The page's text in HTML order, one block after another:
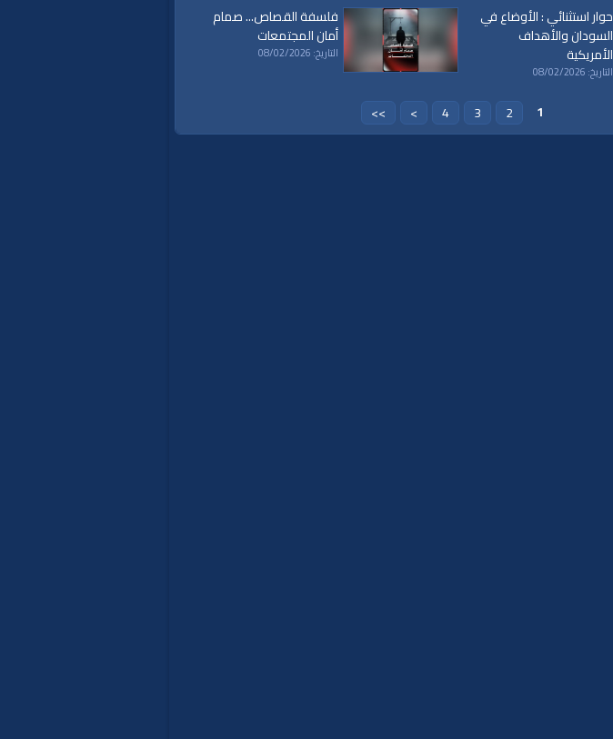
حوار استثنائي : الأوضاع في
السودان والأهداف
الأمريكية
التاريخ: 08/02/2026
فلسفة القصاص... صمام
أمان المجتمعات
التاريخ: 08/02/2026
1
2
3
4
>
>>